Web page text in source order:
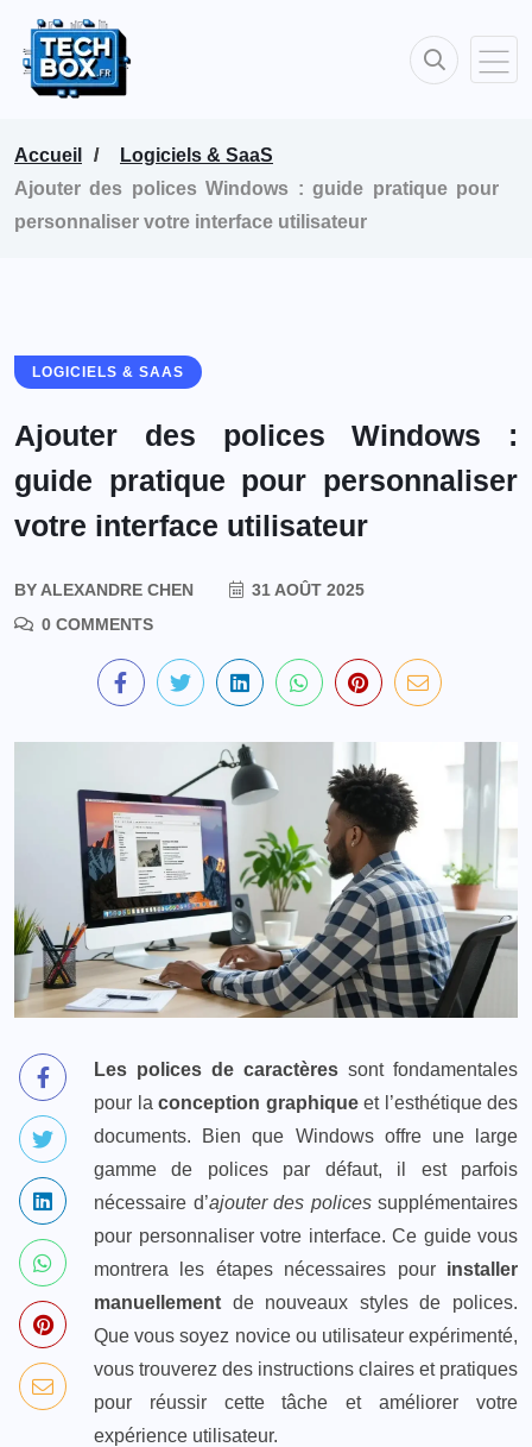
Accueil
Logiciels & SaaS
Ajouter des polices Windows : guide pratique pour
personnaliser votre interface utilisateur
LOGICIELS & SAAS
Ajouter des polices Windows :
guide pratique pour personnaliser
votre interface utilisateur
BY ALEXANDRE CHEN
31 AOÛT 2025
0 COMMENTS
Les polices de caractères sont fondamentales
pour la conception graphiqueet l’esthétique des
documents. Bien que Windows offre une large
gamme de polices par défaut, il est parfois
nécessaire d’ajouter des policessupplémentaires
pour personnaliser votre interface. Ce guide vous
montrera les étapes nécessaires pour installer
manuellement de nouveaux styles de polices.
Que vous soyez novice ou utilisateur expérimenté,
vous trouverez des instructions claires et pratiques
pour réussir cette tâche et améliorer votre
expérience utilisateur.